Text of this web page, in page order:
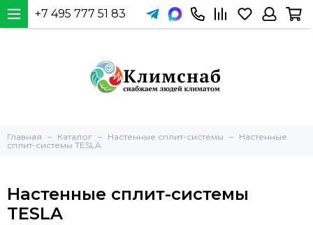
+7 495 777 51 83
Главная Каталог Настенные сплит-системы
Настенные
сплит-системы TESLA
Настенные сплит-системы
TESLA